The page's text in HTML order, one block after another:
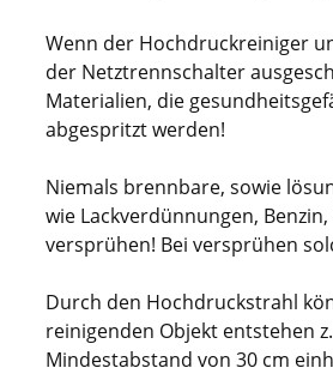
Wenn der Hochdruckreiniger
der Netztrennschalter
Materialien, die
abgespritzt werden!
Niemals brennbare, sowie
wie Lackverdünnungen,
versprühen! Bei versprühen
Durch den Hochdruckstrahl
reinigenden Objekt entstehen
Mindestabstand von 30 cm